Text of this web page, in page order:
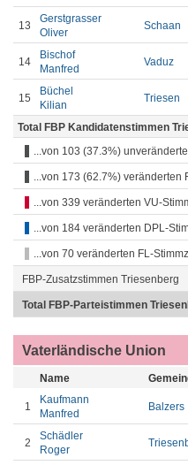
13
Gerstgrasser
Oliver
Schaan
14
Bischof
Manfred
Vaduz
15
Büchel
Kilian
Triesen
Total FBP Kandidatenstimmen
...von 103 (37.3%)
...von 173 (62.7%) veränderten
...von 339 veränderten VU-
...von 184 veränderten DPL-
...von 70 veränderten FL-
FBP-Zusatzstimmen Triesenberg
Total FBP-Parteistimmen
Vaterländische Union
Name
1
Kaufmann
Manfred
Balzers
2
Schädler
Roger